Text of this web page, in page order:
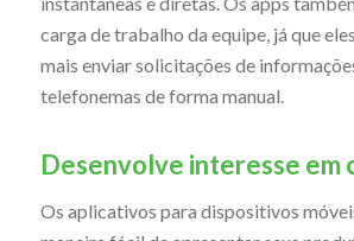
carga de trabalho da equipe, já que
mais enviar solicitações de
telefonemas de forma manual.
Desenvolve interesse em
Os aplicativos para dispositivos